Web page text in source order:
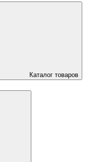
Каталог товаров